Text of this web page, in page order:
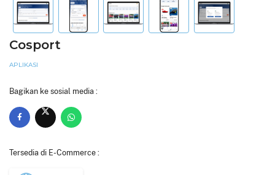
Cosport
APLIKASI
Bagikan ke sosial media :
Tersedia di E-Commerce :